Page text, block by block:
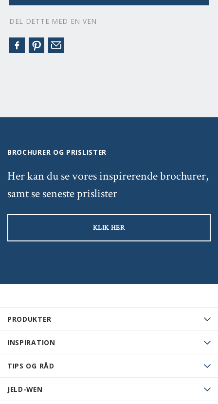
DEL DETTE MED EN VEN
PRODUKTER
INSPIRATION
TIPS OG RÅD
JELD-WEN
BROCHURER OG PRISLISTER
Her kan du se vores inspirerende brochurer,
samt se seneste prislister
KLIK HER